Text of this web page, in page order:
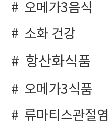
오메가3음식
소화 건강
항산화식품
오메가3식품
류마티스관절염